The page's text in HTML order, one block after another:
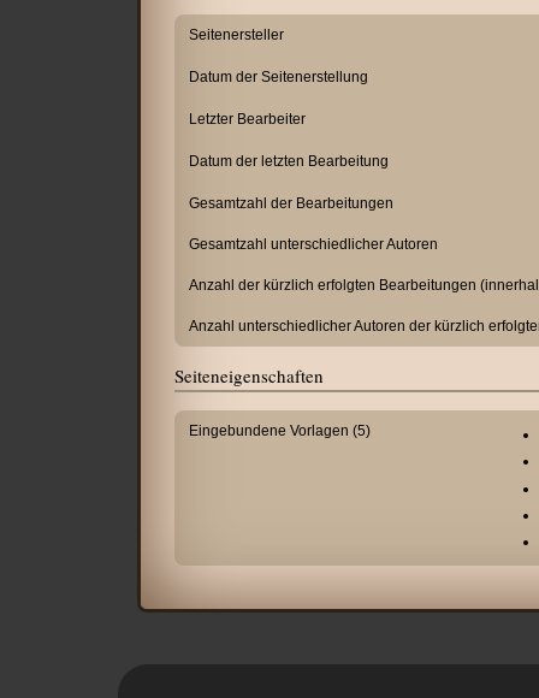
Seitenersteller
Datum der Seitenerstellung
Letzter Bearbeiter
Datum der letzten Bearbeitung
Gesamtzahl der Bearbeitungen
Gesamtzahl unterschiedlicher Autoren
Anzahl der kürzlich erfolgten Bearbeitungen
Anzahl unterschiedlicher Autoren der kürzlich
Seiteneigenschaften
Eingebundene Vorlagen (5)